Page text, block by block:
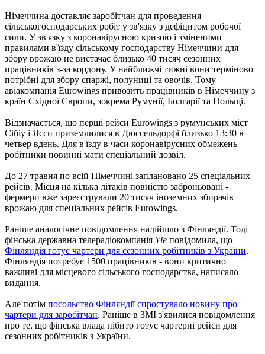
Німеччина доставляє заробітчан для проведення
сільськогосподарських робіт у зв'язку з дефіцитом робочої
сили. У зв'язку з коронавірусною кризою і зміненими
правилами в'їзду сільському господарству Німеччини для
збору врожаю не вистачає близько 40 тисяч сезонних
працівників з-за кордону. У найближчі тижні вони терміново
потрібні для збору спаржі, полуниці та овочів. Тому
авіакомпанія Eurowings привозить працівників в Німеччину з
країн Східної Європи, зокрема Румунії, Болгарії та Польщі.
Відзначається, що перші рейси Eurowings з румунських міст
Сібіу і Ясси приземлилися в Дюссельдорфі близько 13:30 в
четвер вдень. Для в'їзду в часи коронавірусних обмежень
робітники повинні мати спеціальний дозвіл.
До 27 травня по всій Німеччині заплановано 25 спеціальних
рейсів. Місця на кілька літаків повністю заброньовані -
фермери вже зареєстрували 20 тисяч іноземних збирачів
врожаю для спеціальних рейсів Eurowings.
Раніше аналогічне повідомлення надійшло з Фінляндії. Тоді
фінська державна телерадіокомпанія Yle повідомила, що
Фінляндія готує чартери для сезонних робітників з України.
Фінляндія потребує 1500 працівників - вони критично
важливі для місцевого сільського господарства, написало
видання.
Але потім посольство Фінляндії спростувало новину про
чартери для заробітчан. Раніше в ЗМІ з'явилися повідомлення
про те, що фінська влада нібито готує чартерні рейси для
сезонних робітників з України.